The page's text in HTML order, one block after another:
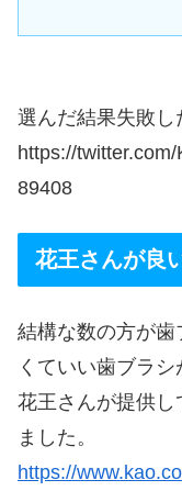
選んだ結果失敗し
https://
89408
花王さんが良
結構な数の方が
くていい歯ブラシ
花王さんが提供
ました。
https://